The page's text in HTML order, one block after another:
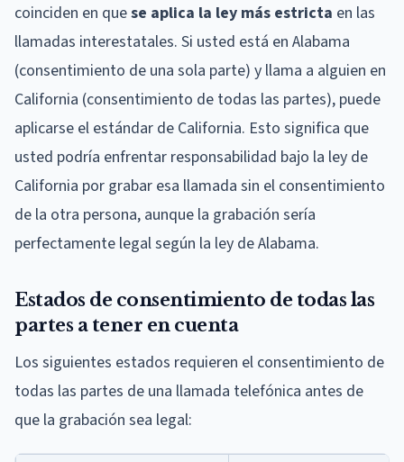
coinciden en quese aplica la ley más estricta en las
llamadas interestatales. Si usted está en Alabama
(consentimiento de una sola parte) y llama a alguien en
California (consentimiento de todas las partes), puede
aplicarse el estándar de California. Esto significa que
usted podría enfrentar responsabilidad bajo la ley de
California por grabar esa llamada sin el consentimiento
de la otra persona, aunque la grabación sería
perfectamente legal según la ley de Alabama.
Estados de consentimiento de todas las
partes a tener en cuenta
Los siguientes estados requieren el consentimiento de
todas las partes de una llamada telefónica antes de
que la grabación sea legal: